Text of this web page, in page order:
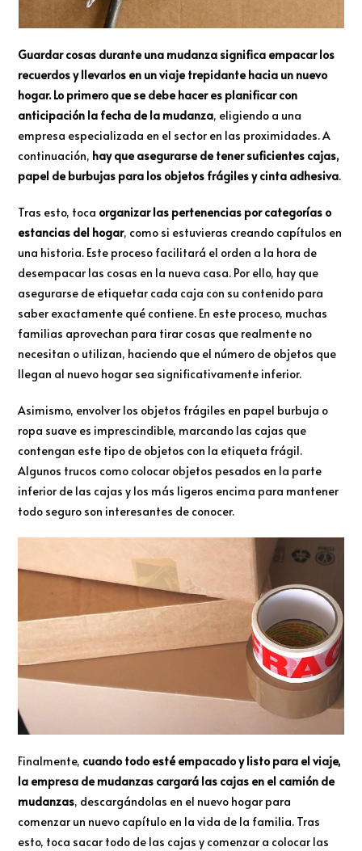
Guardar cosas durante una mudanza significa empacar los
recuerdos y llevarlos en un viaje trepidante hacia un nuevo
hogar. Lo primero que se debe hacer es planificar con
anticipación la fecha de la mudanza, eligiendo a una
empresa especializada en el sector en las proximidades. A
continuación, hay que asegurarse de tener suficientes cajas,
papel de burbujas para los objetos frágiles y cinta adhesiva.
Tras esto, toca organizar las pertenencias por categorías o
estancias del hogar, como si estuvieras creando capítulos en
una historia. Este proceso facilitará el orden a la hora de
desempacar las cosas en la nueva casa. Por ello, hay que
asegurarse de etiquetar cada caja con su contenido para
saber exactamente qué contiene. En este proceso, muchas
familias aprovechan para tirar cosas que realmente no
necesitan o utilizan, haciendo que el número de objetos que
llegan al nuevo hogar sea significativamente inferior.
Asimismo, envolver los objetos frágiles en papel burbuja o
ropa suave es imprescindible, marcando las cajas que
contengan este tipo de objetos con la etiqueta frágil.
Algunos trucos como colocar objetos pesados en la parte
inferior de las cajas y los más ligeros encima para mantener
todo seguro son interesantes de conocer.
Finalmente, cuando todo esté empacado y listo para el viaje,
la empresa de mudanzas cargará las cajas en el camión de
mudanzas, descargándolas en el nuevo hogar para
comenzar un nuevo capítulo en la vida de la familia. Tras
esto, toca sacar todo de las cajas y comenzar a colocar las